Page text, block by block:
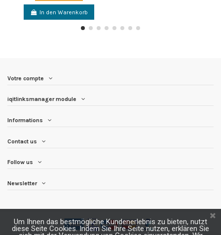
In den Warenkorb
Votre compte
iqitlinksmanager module
Informations
Contact us
Follow us
Newsletter
Um Ihnen das bestmögliche Kundenerlebnis zu bieten, nutzt
diese Seite Cookies. Indem Sie Ihre Seite nutzen, erklären Sie